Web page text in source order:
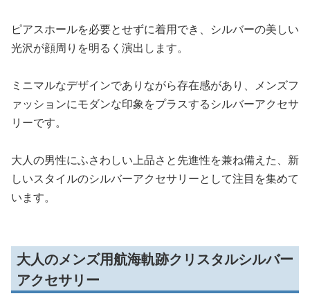
ピアスホールを必要とせずに着用でき、シルバーの美しい
光沢が顔周りを明るく演出します。
ミニマルなデザインでありながら存在感があり、メンズフ
ァッションにモダンな印象をプラスするシルバーアクセサ
リーです。
大人の男性にふさわしい上品さと先進性を兼ね備えた、新
しいスタイルのシルバーアクセサリーとして注目を集めて
います。
大人のメンズ用航海軌跡クリスタルシルバー
アクセサリー